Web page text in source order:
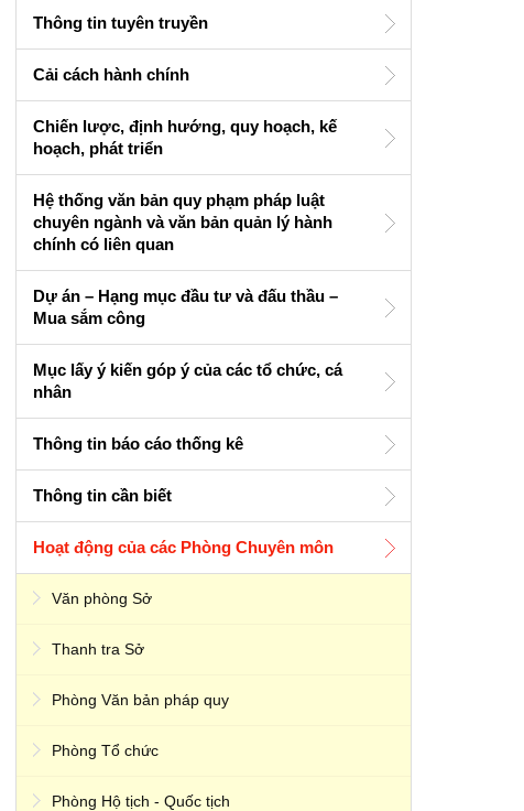
Thông tin tuyên truyền
Cải cách hành chính
Chiến lược, định hướng, quy hoạch, kế
hoạch, phát triển
Hệ thống văn bản quy phạm pháp luật
chuyên ngành và văn bản quản lý hành
chính có liên quan
Dự án – Hạng mục đầu tư và đấu thầu –
Mua sắm công
Mục lấy ý kiến góp ý của các tổ chức, cá
nhân
Thông tin báo cáo thống kê
Thông tin cần biết
Hoạt động của các Phòng Chuyên môn
Văn phòng Sở
Thanh tra Sở
Phòng Văn bản pháp quy
Phòng Tổ chức
Phòng Hộ tịch - Quốc tịch